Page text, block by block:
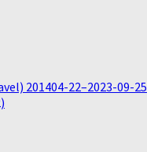
201404-22–2023-09-25